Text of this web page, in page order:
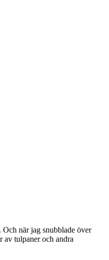
när jag snubblade över
av tulpaner och andra